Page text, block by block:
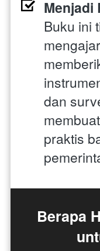
Menjadi
Buku ini
dan
praktis
Berapa